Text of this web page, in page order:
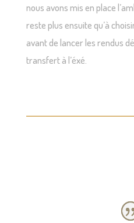
nous avons mis en place
reste plus ensuite qu’à
avant de lancer les rendus
transfert à l’éxé.